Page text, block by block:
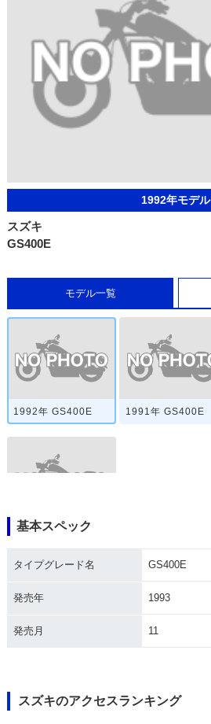
1992年モデル
スズキ
GS400E
モデル一覧
1992年 GS400E 1991年 GS400E
1978年 GS400E
基本スペック
タイプグレード名 GS400E
発売年 1993
発売月 11
スズキのアクセスランキング